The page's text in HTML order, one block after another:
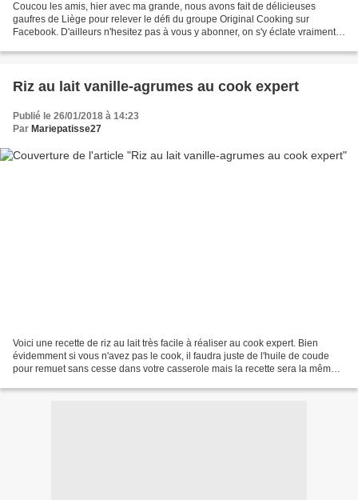
Coucou les amis, hier avec ma grande, nous avons fait de délicieuses
gaufres de Liège pour relever le défi du groupe Original Cooking sur
Facebook. D'ailleurs n'hesitez pas à vous y abonner, on s'y éclate vraiment
Riz au lait vanille-agrumes au cook expert
Publié le 26/01/2018 à 14:23
Par Mariepatisse27
Voici une recette de riz au lait très facile à réaliser au cook expert. Bien
évidemment si vous n'avez pas le cook, il faudra juste de l'huile de coude
pour remuet sans cesse dans votre casserole mais la recette sera la même.